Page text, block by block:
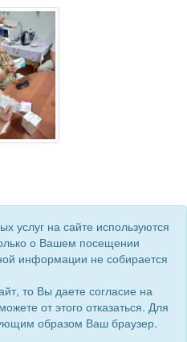
организация ВОС. Все
«Информационная сеть RD
услуг на сайте используются
о Вашем посещении
информации не собирается
то Вы даете согласие на
от этого отказаться. Для
образом Ваш браузер.